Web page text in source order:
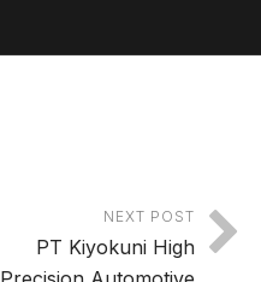
NEXT POST
PT Kiyokuni High